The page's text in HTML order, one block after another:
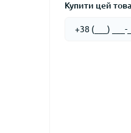
Купити цей